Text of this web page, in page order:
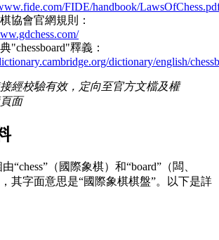
FIDE/handbook/
協會官網規則：
"chessboard"釋義：
dictionary/english/
經校驗有效，定向至官方文檔及權
面
“chess”（國際象棋）和“board”（闆、
其字面意思是“國際象棋棋盤”。以下是詳